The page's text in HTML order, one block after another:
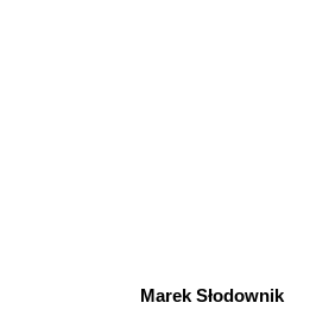
Marek Słodownik